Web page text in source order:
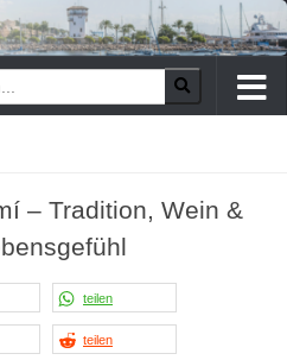
– Tradition, Wein &
teilen
teilen